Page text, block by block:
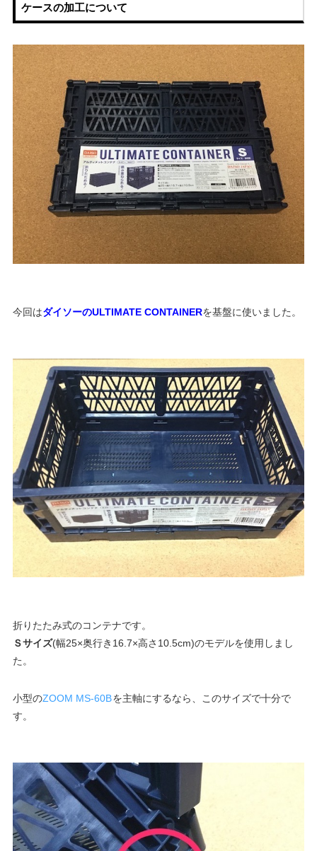
ケースの加工について
今回はダイソーのULTIMATE CONTAINERを基盤に使いました。
折りたたみ式のコンテナです。
Ｓサイズ(幅25×奥行き16.7×高さ10.5cm)のモデルを使用しまし
た。
小型のZOOM MS-60Bを主軸にするなら、このサイズで十分で
す。